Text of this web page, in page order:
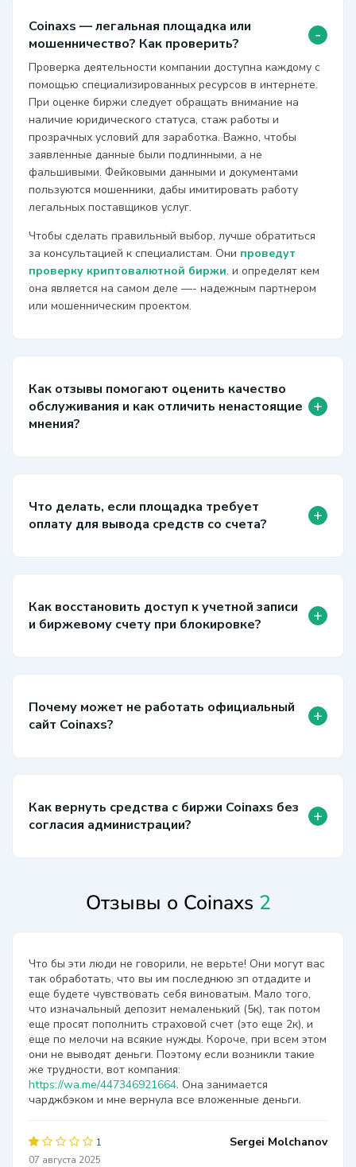
Coinaxs — легальная площадка или
мошенничество? Как проверить?
-
Проверка деятельности компании доступна каждому с
помощью специализированных ресурсов в интернете.
При оценке биржи следует обращать внимание на
наличие юридического статуса, стаж работы и
прозрачных условий для заработка. Важно, чтобы
заявленные данные были подлинными, а не
фальшивыми. Фейковыми данными и документами
пользуются мошенники, дабы имитировать работу
легальных поставщиков услуг.
Чтобы сделать правильный выбор, лучше обратиться
за консультацией к специалистам. Они проведут
проверку криптовалютной биржи. и определят кем
она является на самом деле —- надежным партнером
или мошенническим проектом.
Как отзывы помогают оценить качество
обслуживания и как отличить ненастоящие
мнения?
+
Что делать, если площадка требует
оплату для вывода средств со счета?
+
Как восстановить доступ к учетной записи
и биржевому счету при блокировке?
+
Почему может не работать официальный
сайт Coinaxs?
+
Как вернуть средства с биржи Coinaxs без
согласия администрации?
+
Отзывы о Coinaxs 2
Что бы эти люди не говорили, не верьте! Они могут вас
так обработать, что вы им последнюю зп отдадите и
еще будете чувствовать себя виноватым. Мало того,
что изначальный депозит немаленький (5к), так потом
еще просят пополнить страховой счет (это еще 2к), и
еще по мелочи на всякие нужды. Короче, при всем этом
они не выводят деньги. Поэтому если возникли такие
же трудности, вот компания:
https://wa.me/447346921664. Она занимается
чарджбэком и мне вернула все вложенные деньги.
1
07 августа 2025
Sergei Molchanov